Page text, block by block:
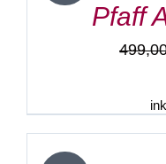
Pfaff